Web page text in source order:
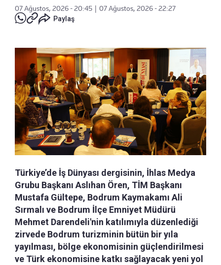
07 Ağustos, 2026 - 20:45
07 Ağustos, 2026 - 22:27
Paylaş
Türkiye’de İş Dünyası dergisinin, İhlas Medya
Grubu Başkanı Aslıhan Ören, TİM Başkanı
Mustafa Gültepe, Bodrum Kaymakamı Ali
Sırmalı ve Bodrum İlçe Emniyet Müdürü
Mehmet Darendeli'nin katılımıyla düzenlediği
zirvede Bodrum turizminin bütün bir yıla
yayılması, bölge ekonomisinin güçlendirilmesi
ve Türk ekonomisine katkı sağlayacak yeni yol